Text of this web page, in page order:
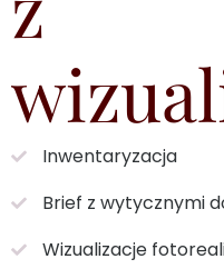
Inwentaryzacja
Brief z wytycznymi
Wizualizacje